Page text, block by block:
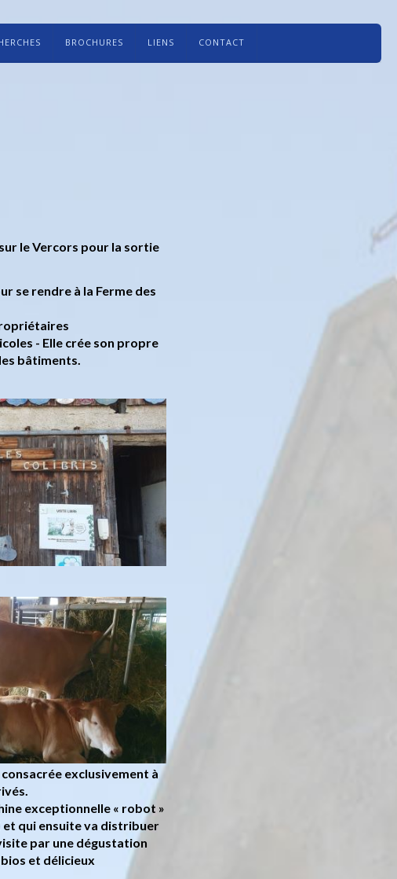
BROCHURES LIENS CONTACT
le Vercors pour la sortie
se rendre à la Ferme des
- Elle crée son propre
bâtiments.
exclusivement à
exceptionnelle « robot »
et qui ensuite va distribuer
par une dégustation
et délicieux